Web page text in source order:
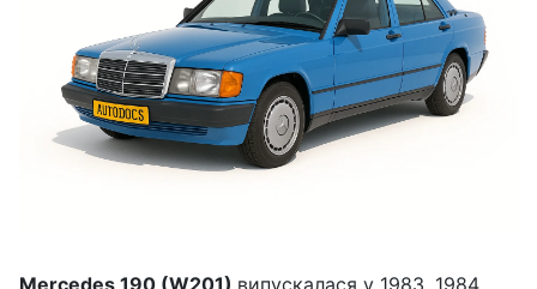
Mercedes 190 (W201) випускалася у 1983, 1984,